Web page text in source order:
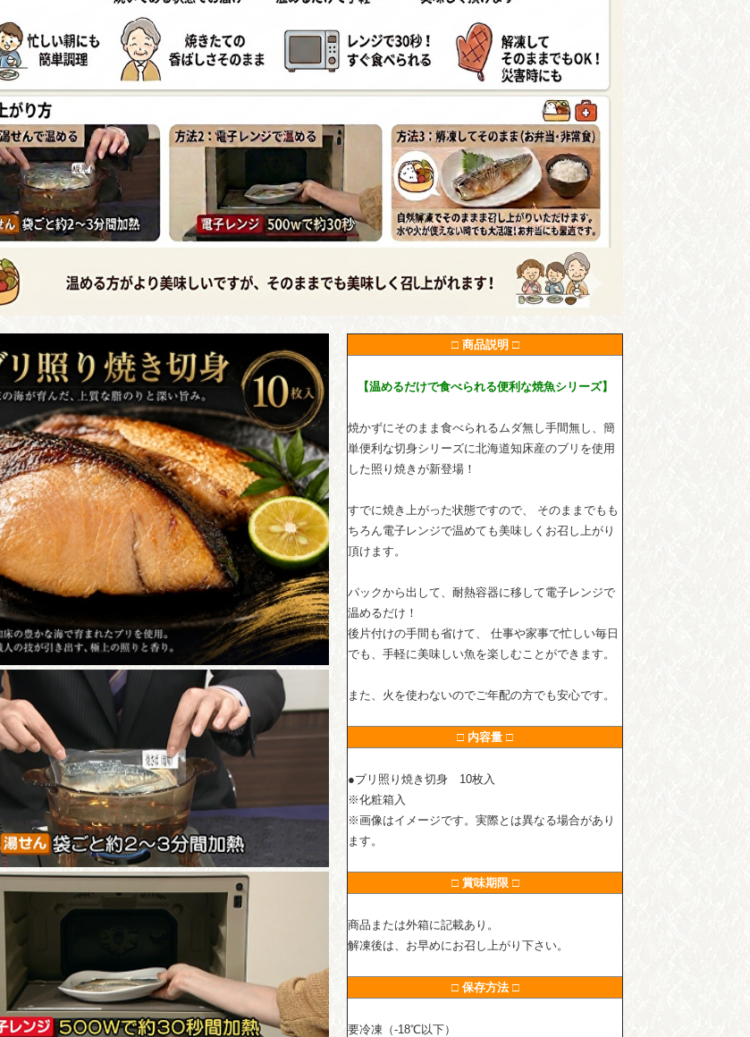
□ 商品説明 □
【温めるだけで食べられる便利な焼魚シリーズ】
焼かずにそのまま食べられるムダ無し手間無し、簡
単便利な切身シリーズに北海道知床産のブリを使用
した照り焼きが新登場！
すでに焼き上がった状態ですので、 そのままでもも
ちろん電子レンジで温めても美味しくお召し上がり
頂けます。
パックから出して、耐熱容器に移して電子レンジで
温めるだけ！
後片付けの手間も省けて、 仕事や家事で忙しい毎日
でも、手軽に美味しい魚を楽しむことができます。
また、火を使わないのでご年配の方でも安心です。
□ 内容量 □
●ブリ照り焼き切身 10枚入
※化粧箱入
※画像はイメージです。実際とは異なる場合があり
ます。
□ 賞味期限 □
商品または外箱に記載あり。
解凍後は、お早めにお召し上がり下さい。
□ 保存方法 □
要冷凍（-18℃以下）